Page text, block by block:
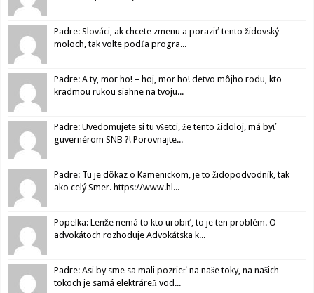
Padre: Slováci, ak chcete zmenu a poraziť tento židovský
moloch, tak volte podľa progra...
Padre: A ty, mor ho! – hoj, mor ho! detvo môjho rodu, kto
kradmou rukou siahne na tvoju...
Padre: Uvedomujete si tu všetci, že tento židoloj, má byť
guvernérom SNB ?! Porovnajte...
Padre: Tu je dôkaz o Kamenickom, je to židopodvodník, tak
ako celý Smer. https://www.hl...
Popelka: Lenže nemá to kto urobiť, to je ten problém. O
advokátoch rozhoduje Advokátska k...
Padre: Asi by sme sa mali pozrieť na naše toky, na našich
tokoch je samá elektráreň vod...